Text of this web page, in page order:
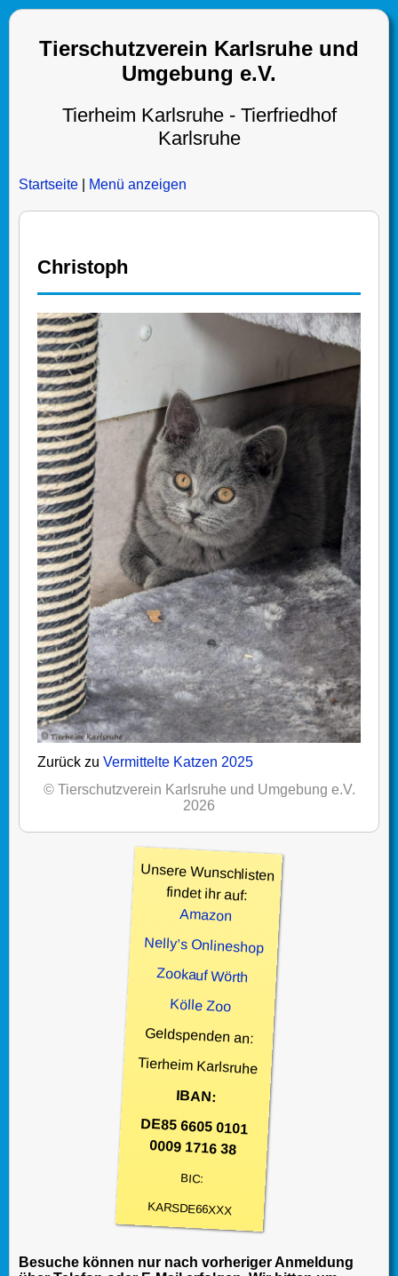
Tierschutzverein Karlsruhe und
Umgebung e.V.
Tierheim Karlsruhe - Tierfriedhof
Karlsruhe
Startseite Menü anzeigen
Christoph
Zurück zu Vermittelte Katzen 2025
© Tierschutzverein Karlsruhe und Umgebung e.V.
2026
Unsere Wunschlisten
findet ihr auf:
Amazon
Nelly’s Onlineshop
Zookauf Wörth
Kölle Zoo
Geldspenden an:
Tierheim Karlsruhe
IBAN:
DE85 6605 0101
0009 1716 38
BIC:
KARSDE66XXX
Besuche können nur nach vorheriger Anmeldung